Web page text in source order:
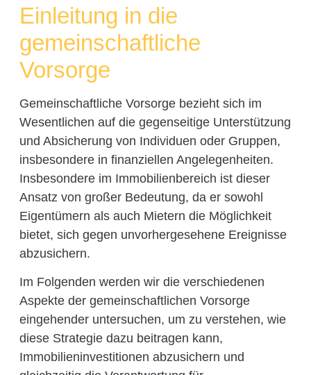
Einleitung in die
gemeinschaftliche
Vorsorge
Gemeinschaftliche Vorsorge bezieht sich im
Wesentlichen auf die gegenseitige Unterstützung
und Absicherung von Individuen oder Gruppen,
insbesondere in finanziellen Angelegenheiten.
Insbesondere im Immobilienbereich ist dieser
Ansatz von großer Bedeutung, da er sowohl
Eigentümern als auch Mietern die Möglichkeit
bietet, sich gegen unvorhergesehene Ereignisse
abzusichern.
Im Folgenden werden wir die verschiedenen
Aspekte der gemeinschaftlichen Vorsorge
eingehender untersuchen, um zu verstehen, wie
diese Strategie dazu beitragen kann,
Immobilieninvestitionen abzusichern und